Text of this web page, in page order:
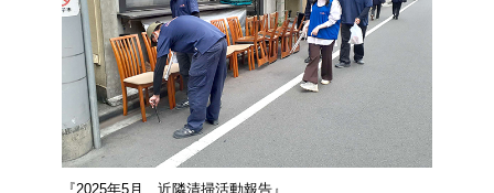
『2025年5月 近隣清掃活動報告』